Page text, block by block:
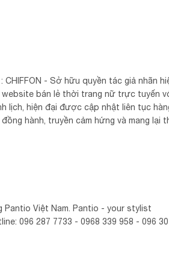
- Sở hữu quyền tác giả nhãn
website bán lẻ thời trang nữ trực tuyến
lịch, hiện đại được cập nhật liên tục
hành, truyền cảm hứng và mang lại
Pantio Việt Nam. Pantio - your stylist
096 287 7733 - 0968 339 958 - 096